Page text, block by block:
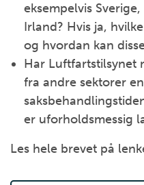
eksempelvis
Irland? Hvis ja,
og hvordan kan
Har Luftfartstilsynet
fra andre sektorer
er uforholdsmessig
Les hele brevet på